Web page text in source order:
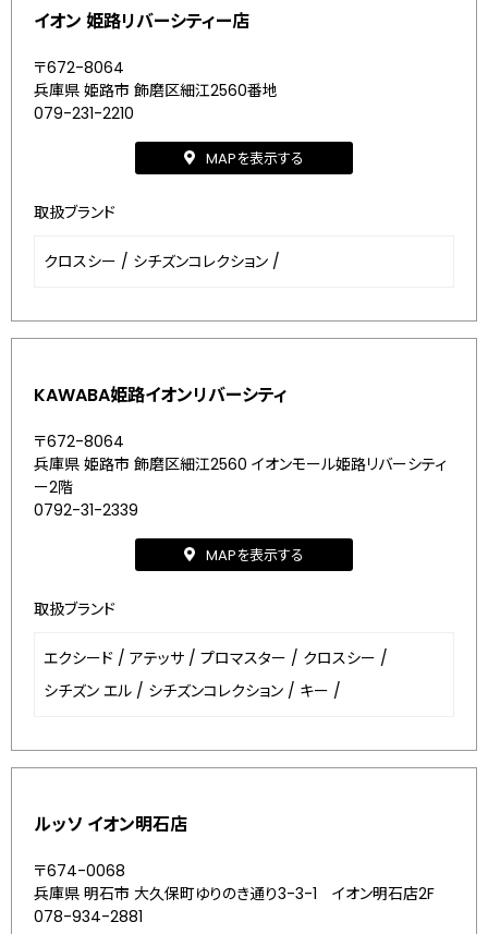
イオン 姫路リバーシティー店
〒672-8064
兵庫県 姫路市 飾磨区細江2560番地
079-231-2210
MAPを表示する
取扱ブランド
クロスシー / シチズンコレクション /
KAWABA姫路イオンリバーシティ
〒672-8064
兵庫県 姫路市 飾磨区細江2560 イオンモール姫路リバーシティ
ー2階
0792-31-2339
MAPを表示する
取扱ブランド
エクシード / アテッサ / プロマスター / クロスシー /
シチズン エル / シチズンコレクション / キー /
ルッソ イオン明石店
〒674-0068
兵庫県 明石市 大久保町ゆりのき通り3-3-1 イオン明石店2F
078-934-2881